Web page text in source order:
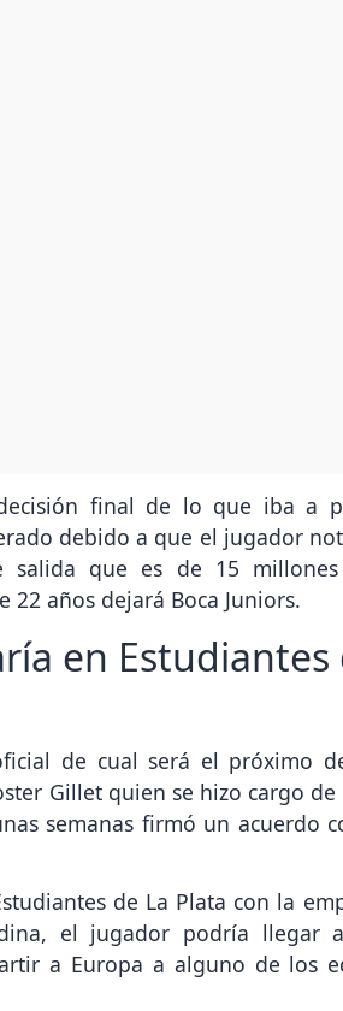
final de lo que iba a
debido a que el jugador
que es de 15
años dejará Boca Juniors.
en Estudiantes
de cual será el próximo
Gillet quien se hizo cargo
semanas firmó un acuerdo
de La Plata con la
el jugador podría llegar
a Europa a alguno de los